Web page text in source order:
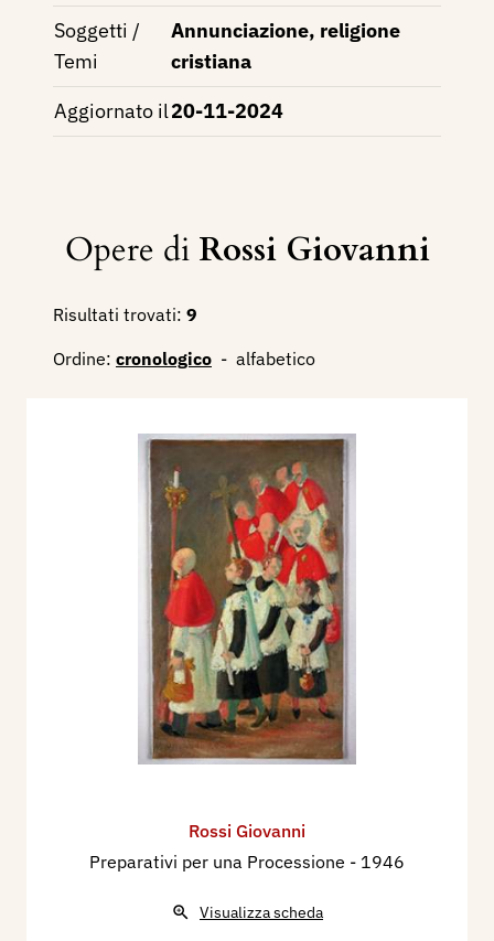
Soggetti /
Temi
Annunciazione, religione
cristiana
Aggiornato il20-11-2024
Opere di Rossi Giovanni
Risultati trovati: 9
Ordine: cronologico - alfabetico
Rossi Giovanni
Preparativi per una Processione - 1946
Visualizza scheda